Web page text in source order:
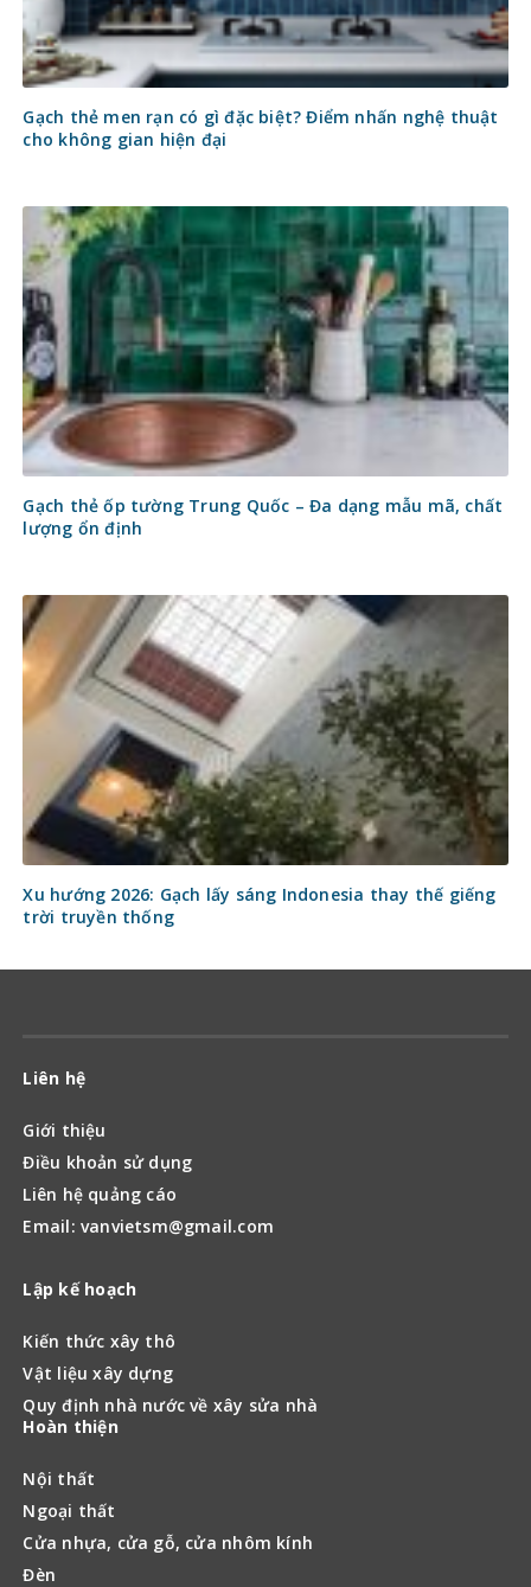
Gạch thẻ men rạn có gì đặc biệt? Điểm nhấn nghệ thuật
cho không gian hiện đại
Gạch thẻ ốp tường Trung Quốc – Đa dạng mẫu mã, chất
lượng ổn định
Xu hướng 2026: Gạch lấy sáng Indonesia thay thế giếng
trời truyền thống
Liên hệ
Giới thiệu
Điều khoản sử dụng
Liên hệ quảng cáo
Email: vanvietsm@gmail.com
Lập kế hoạch
Kiến thức xây thô
Vật liệu xây dựng
Quy định nhà nước về xây sửa nhà
Hoàn thiện
Nội thất
Ngoại thất
Cửa nhựa, cửa gỗ, cửa nhôm kính
Đèn